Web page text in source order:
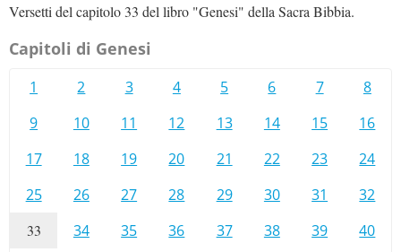
Versetti del capitolo 33 del libro "Genesi" della Sacra Bibbia.
Capitoli di Genesi
1 2 3 4 5 6 7
8
9
10 11 12 13 14 15
16
17
18 19 20 21 22 23
24
25
26 27 28 29 30 31 32
33 34 35 36 37 38 39
40